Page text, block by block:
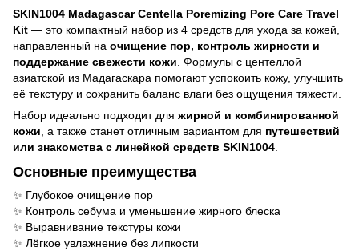
SKIN1004 Madagascar Centella Poremizing Pore Care Travel
Kit — это компактный набор из 4 средств для ухода за кожей,
направленный на очищение пор, контроль жирности и
поддержание свежести кожи . Формулы с центеллой
азиатской из Мадагаскара помогают успокоить кожу, улучшить
её текстуру и сохранить баланс влаги без ощущения тяжести.
Набор идеально подходит для жирной и комбинированной
кожи , а также станет отличным вариантом для путешествий
или знакомства с линейкой средств SKIN1004
Основные преимущества
✨ Глубокое очищение пор
✨ Контроль себума и уменьшение жирного блеска
✨ Выравнивание текстуры кожи
✨ Лёгкое увлажнение без липкости